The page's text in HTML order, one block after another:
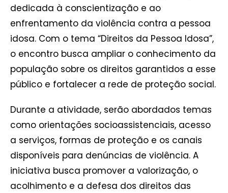
dedicada à conscientização e ao
enfrentamento da violência contra a pessoa
idosa. Com o tema “Direitos da Pessoa Idosa”,
o encontro busca ampliar o conhecimento da
população sobre os direitos garantidos a esse
público e fortalecer a rede de proteção social.
Durante a atividade, serão abordados temas
como orientações socioassistenciais, acesso
a serviços, formas de proteção e os canais
disponíveis para denúncias de violência. A
iniciativa busca promover a valorização, o
acolhimento e a defesa dos direitos das